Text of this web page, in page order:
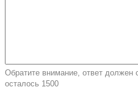
Обратите внимание, ответ должен
осталось 1500